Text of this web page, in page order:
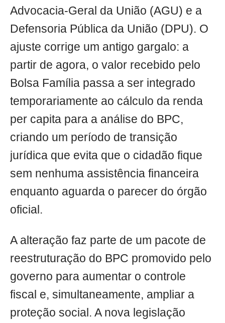
Advocacia-Geral da União (AGU) e a
Defensoria Pública da União (DPU). O
ajuste corrige um antigo gargalo: a
partir de agora, o valor recebido pelo
Bolsa Família passa a ser integrado
temporariamente ao cálculo da renda
per capita para a análise do BPC,
criando um período de transição
jurídica que evita que o cidadão fique
sem nenhuma assistência financeira
enquanto aguarda o parecer do órgão
oficial.
A alteração faz parte de um pacote de
reestruturação do BPC promovido pelo
governo para aumentar o controle
fiscal e, simultaneamente, ampliar a
proteção social. A nova legislação